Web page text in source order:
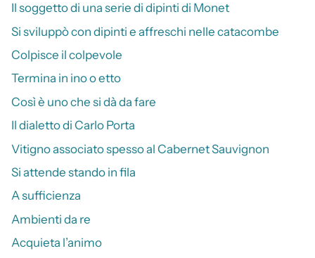
Il soggetto di una serie di dipinti di Monet
Si sviluppò con dipinti e affreschi nelle catacombe
Colpisce il colpevole
Termina in ino o etto
Così è uno che si dà da fare
Il dialetto di Carlo Porta
Vitigno associato spesso al Cabernet Sauvignon
Si attende stando in fila
A sufficienza
Ambienti da re
Acquieta l’animo